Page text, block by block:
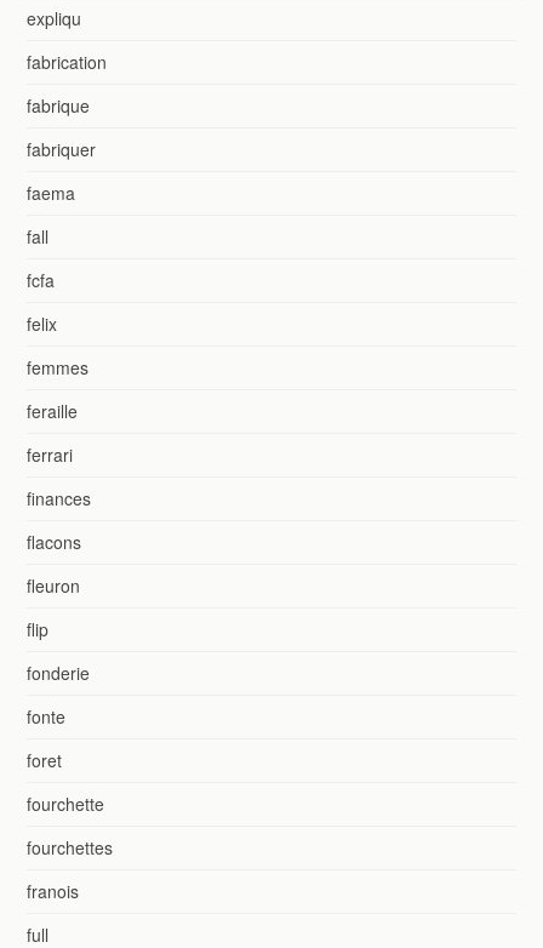
expliqu
fabrication
fabrique
fabriquer
faema
fall
fcfa
felix
femmes
feraille
ferrari
finances
flacons
fleuron
flip
fonderie
fonte
foret
fourchette
fourchettes
franois
full